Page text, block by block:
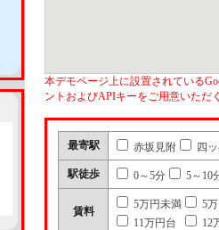
本デモページ上に設置されている
ントおよびAPIキーをご用意いただ
最寄駅 赤坂見附 四
駅徒歩 0～5分 5～10
賃料
5万円未満
5
11万円台
12